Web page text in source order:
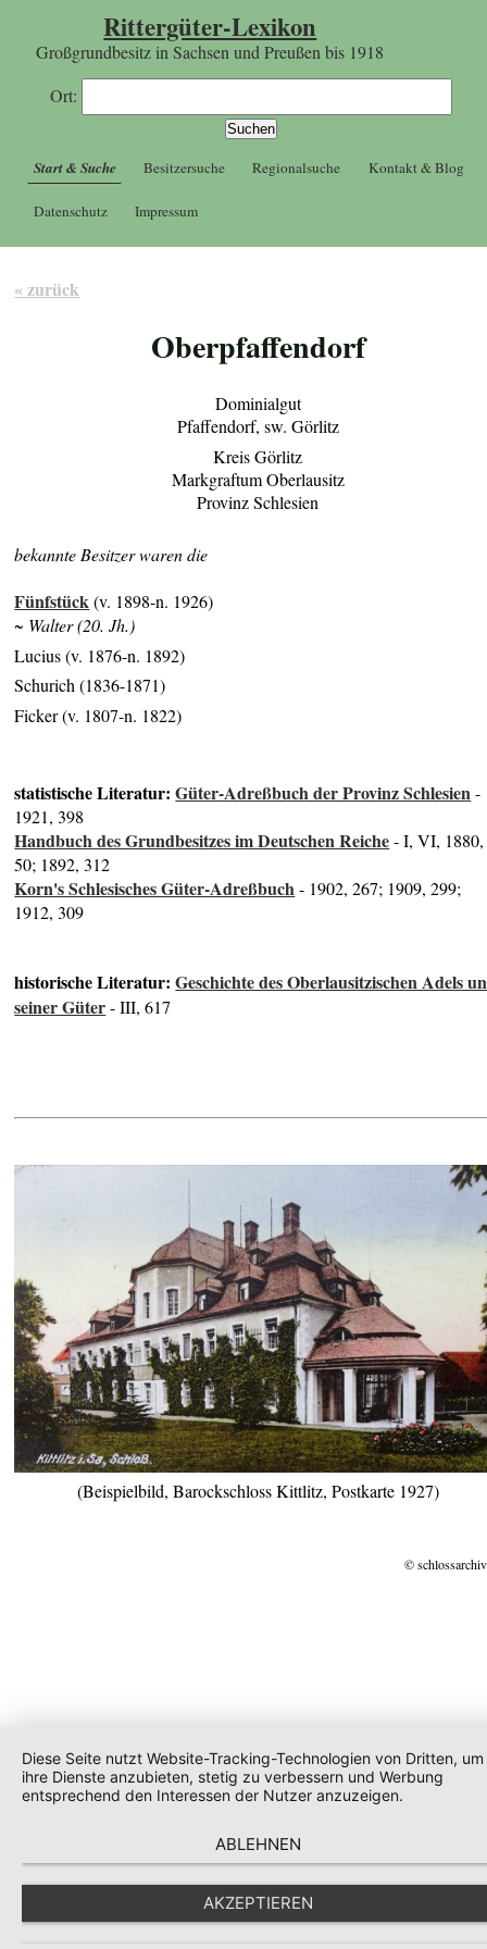
Rittergüter-Lexikon
Großgrundbesitz in Sachsen und Preußen bis 1918
Ort:
Start & Suche Besitzersuche Regionalsuche Kontakt & Blog
Datenschutz Impressum
« zurück
Oberpfaffendorf
Dominialgut
Pfaffendorf, sw. Görlitz
Kreis Görlitz
Markgraftum Oberlausitz
Provinz Schlesien
bekannte Besitzer waren die
Fünfstück(v. 1898-n. 1926)
~ Walter (20. Jh.)
Lucius (v. 1876-n. 1892)
Schurich (1836-1871)
Ficker (v. 1807-n. 1822)
statistische Literatur:Güter-Adreßbuch der Provinz Schlesien-
1921, 398
Handbuch des Grundbesitzes im Deutschen Reiche- I, VI, 1880,
50; 1892, 312
Korn's Schlesisches Güter-Adreßbuch- 1902, 267; 1909, 299;
1912, 309
historische Literatur:Geschichte des Oberlausitzischen Adels
seiner Güter- III, 617
(Beispielbild, Barockschloss Kittlitz, Postkarte 1927)
©
Diese Seite nutzt Website-Tracking-Technologien von Dritten, um
ihre Dienste anzubieten, stetig zu verbessern und Werbung
entsprechend den Interessen der Nutzer anzuzeigen.
ABLEHNEN
AKZEPTIEREN